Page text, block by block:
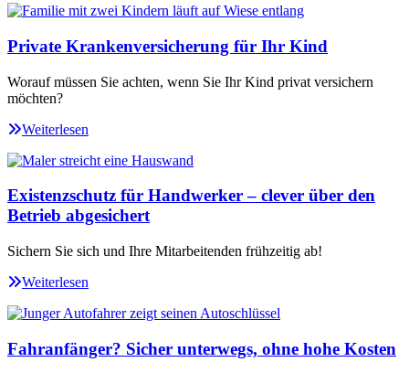
Private Krankenversicherung für Ihr Kind
Worauf müssen Sie achten, wenn Sie Ihr Kind privat versichern
möchten?
Weiterlesen
Existenzschutz für Handwerker – clever über den
Betrieb abgesichert
Sichern Sie sich und Ihre Mitarbeitenden frühzeitig ab!
Weiterlesen
Fahranfänger? Sicher unterwegs, ohne hohe Kosten